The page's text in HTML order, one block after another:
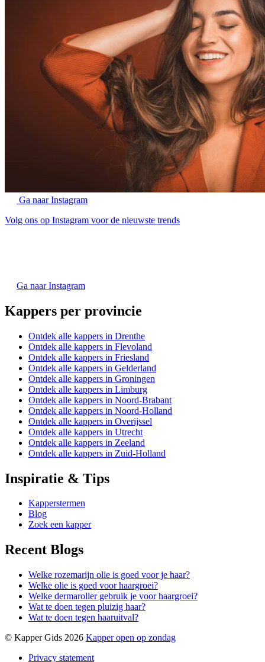
Ga naar Instagram
Volg ons op Instagram voor de nieuwste trends
Ga naar Instagram
Kappers per provincie
Ontdek alle kappers in Drenthe
Ontdek alle kappers in Flevoland
Ontdek alle kappers in Friesland
Ontdek alle kappers in Gelderland
Ontdek alle kappers in Groningen
Ontdek alle kappers in Limburg
Ontdek alle kappers in Noord-Brabant
Ontdek alle kappers in Noord-Holland
Ontdek alle kappers in Overijssel
Ontdek alle kappers in Utrecht
Ontdek alle kappers in Zeeland
Ontdek alle kappers in Zuid-Holland
Inspiratie & Tips
Kapperstermen
Blog
Zoek een kapper
Recent Blogs
Welke rozemarijn olie is goed voor je haar?
Welke olie is goed voor haargroei?
Welke dermaroller gebruik je voor haargroei?
Wat te doen tegen pluizig haar?
Wat te doen tegen haaruitval?
© Kapper Gids 2026 Kapper open op zondag
Privacy statement